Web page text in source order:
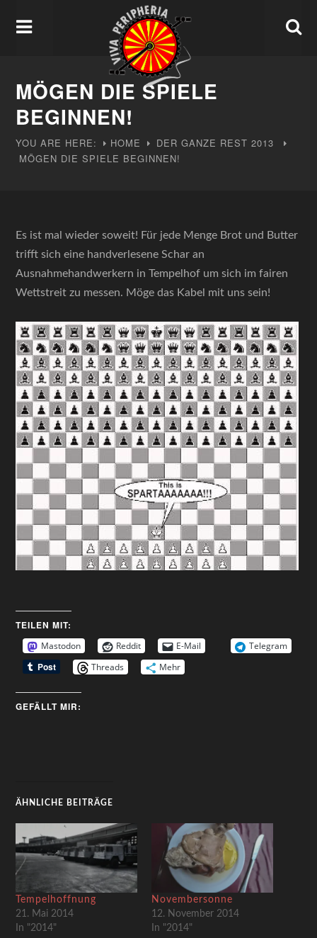
MÖGEN DIE SPIELE
BEGINNEN!
YOU ARE HERE: HOME DER GANZE REST 2013
MÖGEN DIE SPIELE BEGINNEN!
Es ist mal wieder soweit! Für jede Menge Brot und Butter
trifft sich eine handverlesene Schar an
Ausnahmehandwerkern in Tempelhof um sich im fairen
Wettstreit zu messen. Möge das Kabel mit uns sein!
TEILEN MIT:
Mastodon Reddit E-Mail
Telegram
Threads
Mehr
GEFÄLLT MIR:
ÄHNLICHE BEITRÄGE
Tempelhoffnung
21. Mai 2014
In "2014"
Novembersonne
12. November 2014
In "2014"